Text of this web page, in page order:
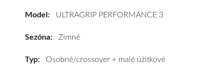
93V
Model: ULTRAGRIP PERFORMANCE 3
Sezóna: Zimné
Typ: Osobné/crossover + malé úžitkové